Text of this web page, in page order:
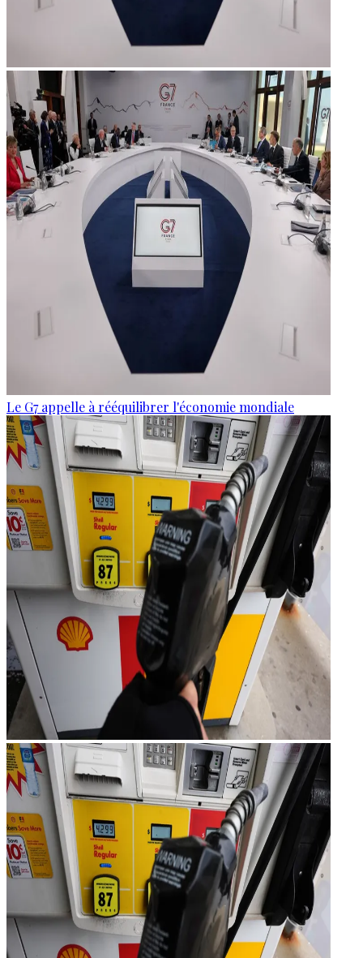
Le G7 appelle à rééquilibrer l'économie mondiale